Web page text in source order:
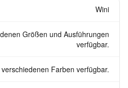
Wini
Größen und Ausführungen
verfügbar.
verschiedenen Farben verfügbar.